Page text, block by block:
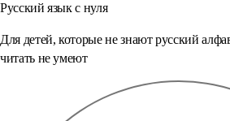
Русский язык с нуля
Для детей, которые не знают русский
читать не умеют